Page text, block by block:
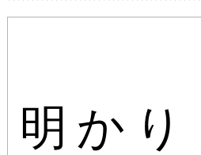
明かり